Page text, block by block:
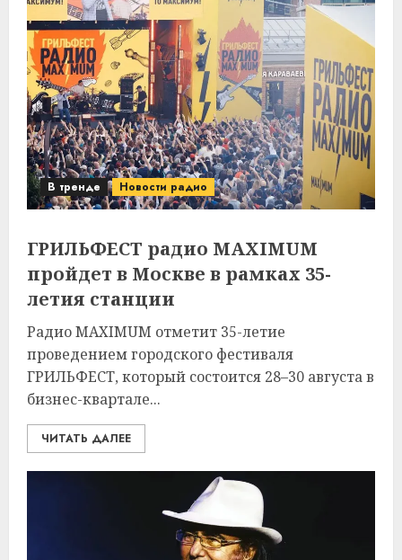
В тренде Новости радио
ГРИЛЬФЕСТ радио MAXIMUM
пройдет в Москве в рамках 35-
летия станции
Радио MAXIMUM отметит 35-летие
проведением городского фестиваля
ГРИЛЬФЕСТ, который состоится 28–30 августа в
бизнес-квартале...
ЧИТАТЬ ДАЛЕЕ